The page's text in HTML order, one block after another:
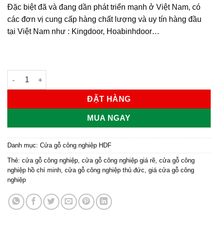
Đặc biệt đã và đang dần phát triển mạnh ở Việt Nam, có
các đơn vị cung cấp hàng chất lượng và uy tín hàng đầu
tại Việt Nam như : Kingdoor, Hoabinhdoor…
CỬA GỖ CÔNG NGHIỆP HDF KD.6A-C9 số lượng
ĐẶT HÀNG
MUA NGAY
Danh mục: Cửa gỗ công nghiệp HDF
Thẻ: cửa gỗ công nghiệp cửa gỗ công nghiệp giá rẽ cửa gỗ công
nghiệp hồ chí minh cửa gỗ công nghiệp thủ đức giá cửa gỗ công
nghiệp